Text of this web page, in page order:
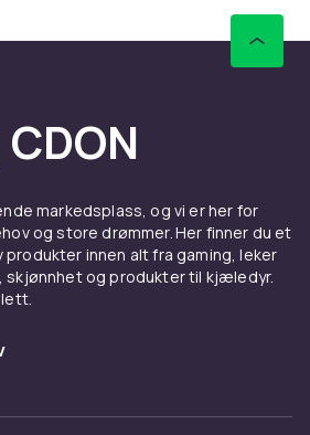
markedsplass, og vi er her for
og store drømmer. Her finner du et
innen alt fra gaming, leker
skjønnhet og produkter til kjæledyr.